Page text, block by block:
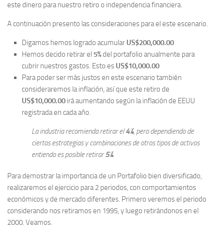
este dinero para nuestro retiro o independencia financiera.
A continuación presento las consideraciones para el este escenario.
Digamos hemos logrado acumular US$200,000.00
Hemos decido retirar el 5%del portafolio anualmente para
cubrir nuestros gastos. Esto es US$10,000.00
Para poder ser más justos en este escenario también
consideraremos la inflación, así que este retiro de
US$10,000.00 irá aumentando según la inflación de EEUU
registrada en cada año.
La industria recomienda retirar el4%, pero dependiendo de
ciertas estrategias y combinaciones de otros tipos de activos
entiendo es posible retirar5%.
Para demostrar la importancia de un Portafolio bien diversificado,
realizaremos el ejercicio para 2 periodos, con comportamientos
económicos y de mercado diferentes. Primero veremos el periodo
considerando nos retiramos en 1995, y luego retirándonos en el
2000. Veamos.